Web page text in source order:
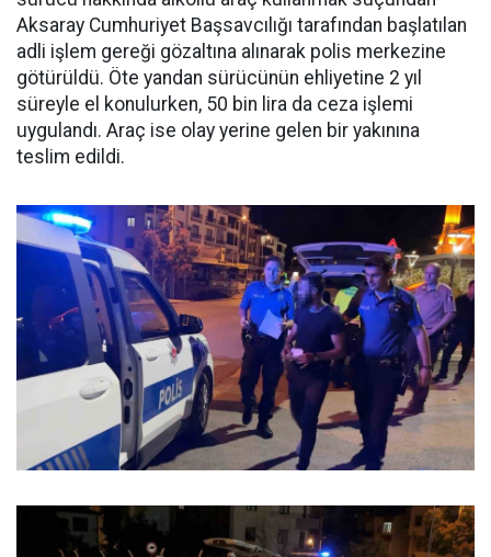
Aksaray Cumhuriyet Başsavcılığı tarafından başlatılan
adli işlem gereği gözaltına alınarak polis merkezine
götürüldü. Öte yandan sürücünün ehliyetine 2 yıl
süreyle el konulurken, 50 bin lira da ceza işlemi
uygulandı. Araç ise olay yerine gelen bir yakınına
teslim edildi.